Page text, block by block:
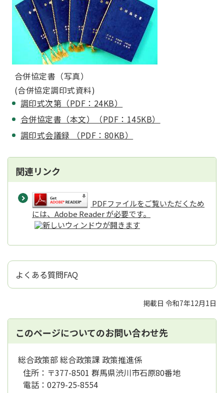
合併協定書（写真）
(合併協定調印式資料)
調印式次第（PDF：24KB）
合併協定書（本文）（PDF：145KB）
調印式会議録 （PDF：80KB）
関連リンク
PDFファイルをご覧いただくため
には、Adobe Reader が必要です。
よくある質問FAQ
掲載日 令和7年12月1日
このページについてのお問い合わせ先
総合政策部 総合政策課 政策推進係
住所： 〒377-8501 群馬県渋川市石原80番地
電話： 0279-25-8554